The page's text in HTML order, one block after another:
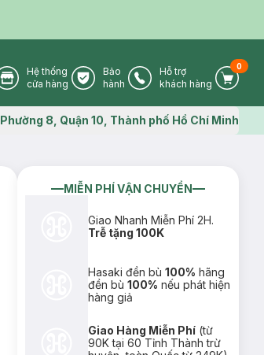
Store Icon
Hệ thống
cửa hàng
Warranty Icon
Bảo
hành
Phone Icon
Hỗ trợ
khách hàng
Cart
0
Map icon
Phường 8, Quận 10, Thành phố Hồ Chí Minh
MIỄN PHÍ VẬN CHUYỂN
Giao Nhanh Miễn Phí 2H.
Trễ tặng 100K
Hasaki đền bù100% hãng
đền bù100% nếu phát hiện
hàng giả
Giao Hàng Miễn Phí (từ
90K tại 60 Tỉnh Thành trừ